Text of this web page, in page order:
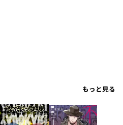
もっと見る